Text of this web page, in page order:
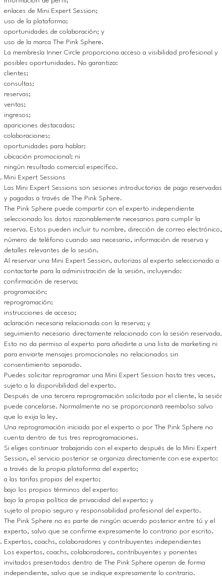
enlaces de Mini Expert Session;
uso de la plataforma;
oportunidades de colaboración; y
uso de la marca The Pink Sphere.
La membresía Inner Circle proporciona acceso a visibilidad profesional y
posibles oportunidades. No garantiza:
clientes;
consultas;
reservas;
ventas;
ingresos;
apariciones destacadas;
colaboraciones;
oportunidades para hablar;
ubicación promocional; ni
ningún resultado comercial específico.
Mini Expert Sessions
Las Mini Expert Sessions son sesiones introductorias de pago reservadas
y pagadas a través de The Pink Sphere.
The Pink Sphere puede compartir con el experto independiente
seleccionado los datos razonablemente necesarios para cumplir la
reserva. Estos pueden incluir tu nombre, dirección de correo electrónico,
número de teléfono cuando sea necesario, información de reserva y
detalles relevantes de la sesión.
Al reservar una Mini Expert Session, autorizas al experto seleccionado a
contactarte para la administración de la sesión, incluyendo:
confirmación de reserva;
programación;
reprogramación;
instrucciones de acceso;
aclaración necesaria relacionada con la reserva; y
seguimiento necesario directamente relacionado con la sesión reservada.
Esto no da permiso al experto para añadirte a una lista de marketing ni
para enviarte mensajes promocionales no relacionados sin
consentimiento separado.
Puedes solicitar reprogramar una Mini Expert Session hasta tres veces,
sujeto a la disponibilidad del experto.
Después de una tercera reprogramación solicitada por el cliente, la
puede cancelarse. Normalmente no se proporcionará reembolso salvo
que lo exija la ley.
Una reprogramación iniciada por el experto o por The Pink Sphere no
cuenta dentro de tus tres reprogramaciones.
Si eliges continuar trabajando con el experto después de la Mini Expert
Session, el servicio posterior se organiza directamente con ese experto:
a través de la propia plataforma del experto;
a las tarifas propias del experto;
bajo los propios términos del experto;
bajo la propia política de privacidad del experto; y
sujeto al propio seguro y responsabilidad profesional del experto.
The Pink Sphere no es parte de ningún acuerdo posterior entre tú y el
experto, salvo que se confirme expresamente lo contrario por escrito.
Expertos, coachs, colaboradores y contribuyentes independientes
Los expertos, coachs, colaboradores, contribuyentes y ponentes
invitados presentados dentro de The Pink Sphere operan de forma
independiente, salvo que se indique expresamente lo contrario.